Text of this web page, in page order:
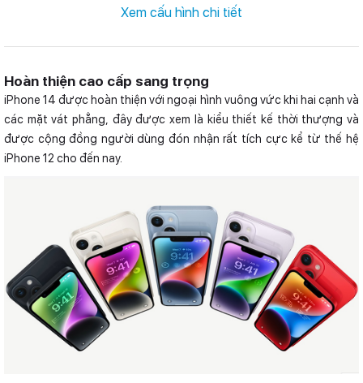
128 GB, 256 GB, 512 GBXem cấu hình chi tiết
Hoàn thiện cao cấp sang trọng
iPhone 14 được hoàn thiện với ngoại hình vuông vức khi hai cạnh và
các mặt vát phẳng, đây được xem là kiểu thiết kế thời thượng và
được cộng đồng người dùng đón nhận rất tích cực kể từ thế hệ
iPhone 12 cho đến nay.